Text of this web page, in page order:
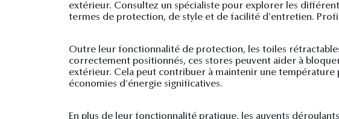
extérieur. Consultez un spécialiste pour explorer les
termes de protection, de style et de facilité d'entretien.
Outre leur fonctionnalité de protection, les toiles
correctement positionnés, ces stores peuvent aider à
extérieur. Cela peut contribuer à maintenir une température
économies d'énergie significatives.
En plus de leur fonctionnalité pratique, les auvents